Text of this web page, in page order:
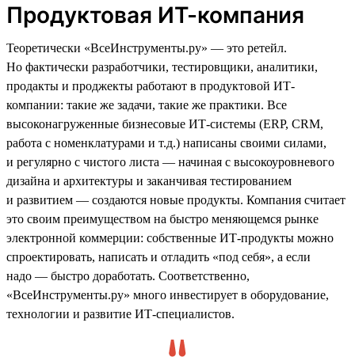
Продуктовая ИТ-компания
Теоретически «ВсеИнструменты.ру» — это ретейл.
Но фактически разработчики, тестировщики, аналитики,
продакты и проджекты работают в продуктовой ИТ-
компании: такие же задачи, такие же практики. Все
высоконагруженные бизнесовые ИТ-системы (ERP, CRM,
работа с номенклатурами и т.д.) написаны своими силами,
и регулярно с чистого листа — начиная с высокоуровневого
дизайна и архитектуры и заканчивая тестированием
и развитием — создаются новые продукты. Компания считает
это своим преимуществом на быстро меняющемся рынке
электронной коммерции: собственные ИТ-продукты можно
спроектировать, написать и отладить «под себя», а если
надо — быстро доработать. Соответственно,
«ВсеИнструменты.ру» много инвестирует в оборудование,
технологии и развитие ИТ-специалистов.